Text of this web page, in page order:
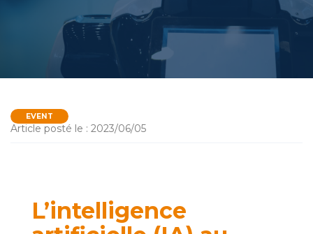
EVENT
Article posté le : 2023/06/05
L’intelligence